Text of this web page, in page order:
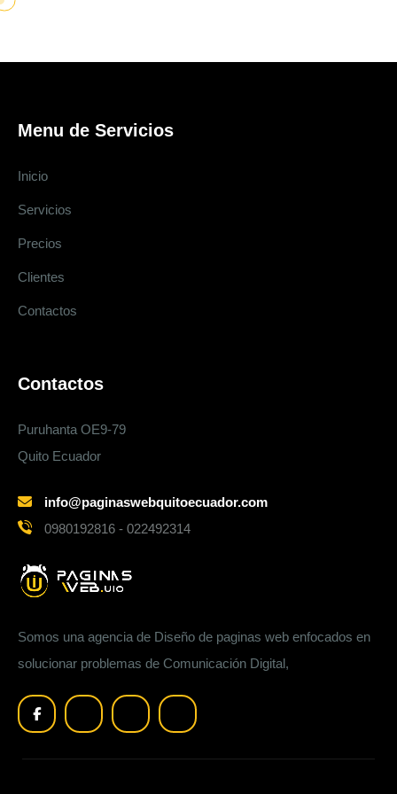
Menu de Servicios
Inicio
Servicios
Precios
Clientes
Contactos
Contactos
Puruhanta OE9-79
Quito Ecuador
info@paginaswebquitoecuador.com
0980192816 - 022492314
Somos una agencia de Diseño de paginas web enfocados en
solucionar problemas de Comunicación Digital,